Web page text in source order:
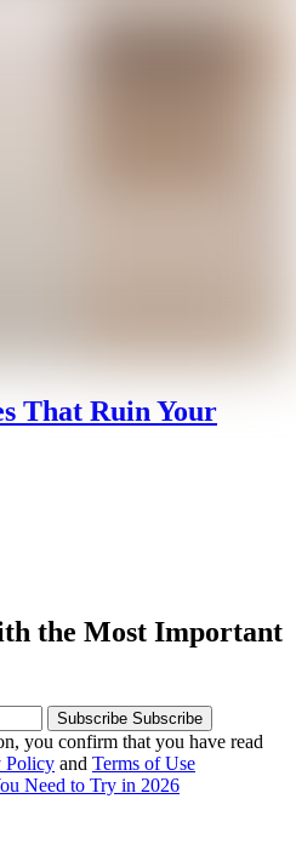
That Ruin Your
the Most Important
Subscribe Subscribe
you confirm that you have read
Policy and Terms of Use
Need to Try in 2026